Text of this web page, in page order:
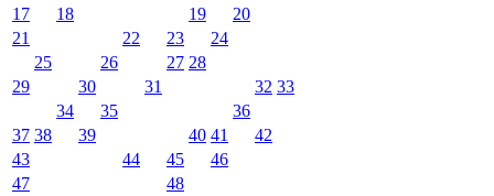
17
18 19
20
21
22 23
24
25
26 27 28
29
30 31 32 33
34
35
36
37 38 39 40 41
42
43
44 45
46
47
48